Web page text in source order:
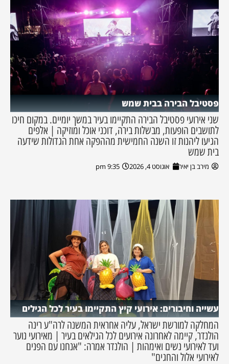
פסטיבל הבירה בבית שמש
שני אירועי פסטיבל הבירה התקיימו בעיר במשך יומיים. במקום חיכו
לתושבים הופעות, מבשלות בירה, דוכני אוכל ומוזיקה | אלפים
הגיעו ליהנות זו השנה החמישית מההפקה אחת הגדולות שידעה
בית שמש
מירב בן יאיר אוגוסט 4, 2026 9:35 pm
עשייה וחיבורים: אירועי קיץ התקיימו בעיר לכל הגילים
המחלקה למורשת ישראל, עליה אחראית המשנה לרה"ע רינה
הולנדר, קיימה לאחרונה אירועים לכל הגילאים בעיר | מאירועי נוער
ועד לאירועי נשים ואימהות | הולנדר אמרה: "אנחנו עם הפנים
לאירועי אלול והחגים"